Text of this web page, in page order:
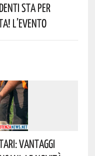
Sta Per
L’evento
Vantaggi